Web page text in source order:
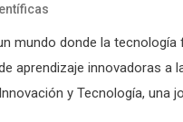
mundo donde la
aprendizaje innovadoras a
y Tecnología, una